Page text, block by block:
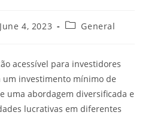
June 4, 2023
PostGeneral
acessível para investidores
um investimento mínimo de
uma abordagem diversificada e
lucrativas em diferentes